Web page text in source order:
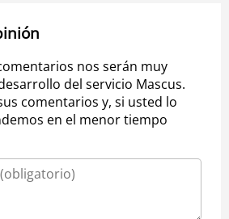
nos serán muy
del servicio Mascus.
comentarios y, si usted lo
en el menor tiempo